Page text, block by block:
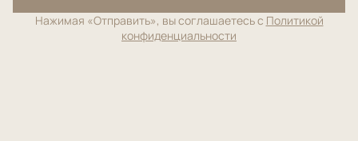
Нажимая «Отправить», вы соглашаетесь с Политикой
конфиденциальности